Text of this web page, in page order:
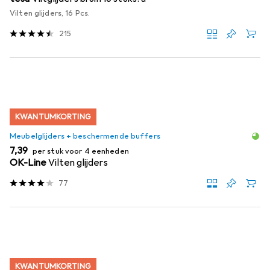
Vilten glijders, 16 Pcs.
215
KWANTUMKORTING
Meubelglijders + beschermende buffers
EUR
7,39 per stuk voor 4 eenheden
OK-LineVilten glijders
77
KWANTUMKORTING